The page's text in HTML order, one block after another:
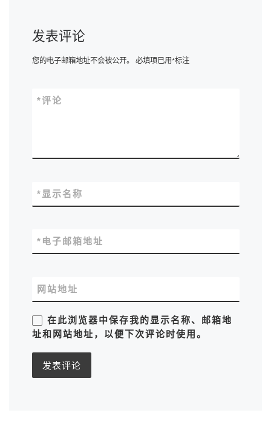
发表评论
您的电子邮箱地址不会被公开。 必填项已用*标注
评论
*
显示名称
*
电子邮箱地址
*
网站地址
在此浏览器中保存我的显示名称、邮箱地
址和网站地址，以便下次评论时使用。